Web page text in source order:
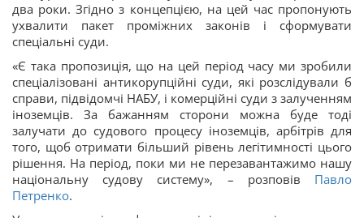
два роки. Згідно з концепцією, на цей час пропонують
ухвалити пакет проміжних законів і сформувати
спеціальні суди.
«Є така пропозиція, що на цей період часу ми зробили
спеціалізовані антикорупційні суди, які розслідували б
справи, підвідомчі НАБУ, і комерційні суди з залученням
іноземців. За бажанням сторони можна буде тоді
залучати до судового процесу іноземців, арбітрів для
того, щоб отримати більший рівень легітимності цього
рішення. На період, поки ми не перезавантажимо нашу
національну судову систему», – розповів Павло
Петренко.